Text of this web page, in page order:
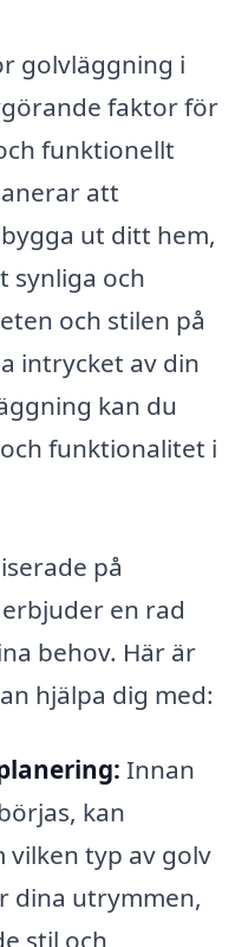
golvläggning i
faktor för
funktionellt
att
ut ditt hem,
synliga och
och stilen på
intrycket av din
kan du
funktionalitet i
på
en rad
behov. Här är
hjälpa dig med:
Innan
kan
typ av golv
dina utrymmen,
stil och